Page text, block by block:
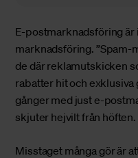
E-postmarknadsföring är
marknadsföring. ”Spam-
de där reklamutskicken
rabatter hit och exklusiva
gånger med just e-
skjuter hejvilt från höften.
Misstaget många gör är